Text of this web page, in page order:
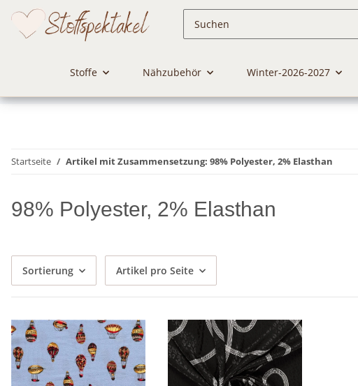
Stoffe Nähzubehör Winter-2026-2027
Startseite Artikel mit Zusammensetzung: 98% Polyester, 2% Elasthan
98% Polyester, 2% Elasthan
Sortierung Artikel pro Seite